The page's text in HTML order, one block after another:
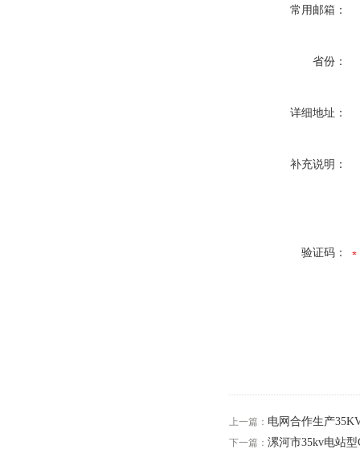
常用邮箱：
省份：
详细地址：
补充说明：
验证码：
上一篇： 电网合作生产
下一篇： 漯河市35kv电站